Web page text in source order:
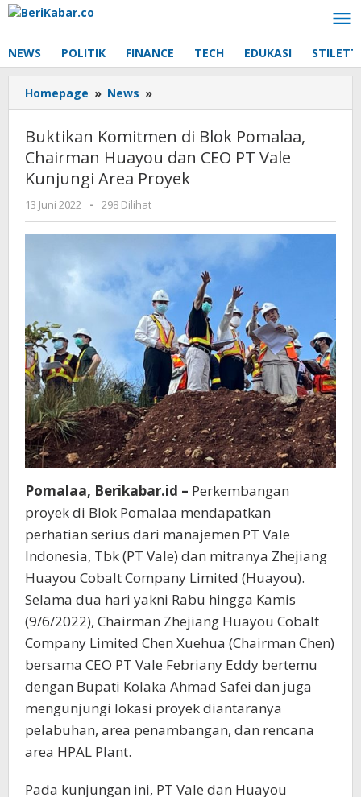
Lewati
NEWS POLITIK FINANCE TECH EDUKASI
Homepage » News »
Komitmen
Blok
Pomalaa,
Chairman
Huayou
CEO
Vale
Kunjungi
Area
Proyek
Buktikan Komitmen di Blok Pomalaa,
Chairman Huayou dan CEO PT Vale
Kunjungi Area Proyek
13 Juni 2022
oleh
Beri
Kabar
- 298 Dilihat
Pomalaa, Berikabar.id – Perkembangan
proyek di Blok Pomalaa mendapatkan
perhatian serius dari manajemen PT Vale
Indonesia, Tbk (PT Vale) dan mitranya Zhejiang
Huayou Cobalt Company Limited (Huayou).
Selama dua hari yakni Rabu hingga Kamis
(9/6/2022), Chairman Zhejiang Huayou Cobalt
Company Limited Chen Xuehua (Chairman Chen)
bersama CEO PT Vale Febriany Eddy bertemu
dengan Bupati Kolaka Ahmad Safei dan juga
mengunjungi lokasi proyek diantaranya
pelabuhan, area penambangan, dan rencana
area HPAL Plant.
Pada kunjungan ini, PT Vale dan Huayou